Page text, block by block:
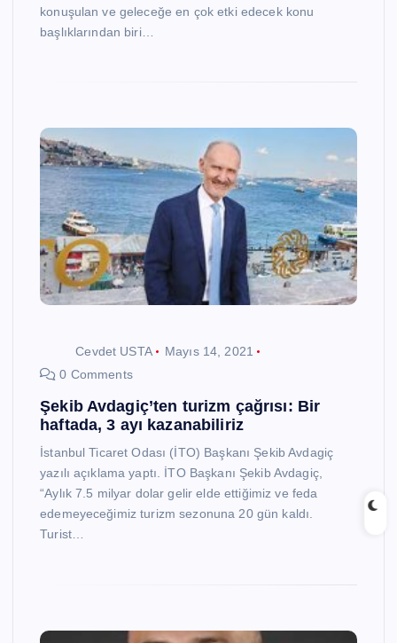
konuşulan ve geleceğe en çok etki edecek konu
başlıklarından biri…
Cevdet USTA
Mayıs 14, 2021
0 Comments
Şekib Avdagiç’ten turizm çağrısı: Bir
haftada, 3 ayı kazanabiliriz
İstanbul Ticaret Odası (İTO) Başkanı Şekib Avdagiç
yazılı açıklama yaptı. İTO Başkanı Şekib Avdagiç,
“Aylık 7.5 milyar dolar gelir elde ettiğimiz ve feda
edemeyeceğimiz turizm sezonuna 20 gün kaldı.
Turist…